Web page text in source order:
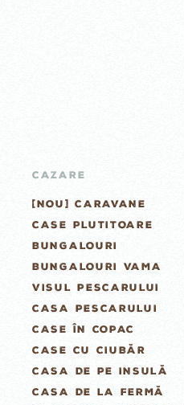
CAZARE
[NOU] CARAVANE
CASE PLUTITOARE
BUNGALOURI
BUNGALOURI VAMA
VISUL PESCARULUI
CASA PESCARULUI
CASE ÎN COPAC
CASE CU CIUBĂR
CASA DE PE INSULĂ
CASA DE LA FERMĂ